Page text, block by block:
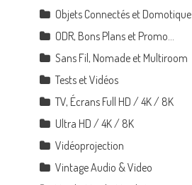
Objets Connectés et Domotique
ODR, Bons Plans et Promo…
Sans Fil, Nomade et Multiroom
Tests et Vidéos
TV, Écrans Full HD / 4K / 8K
Ultra HD / 4K / 8K
Vidéoprojection
Vintage Audio & Video